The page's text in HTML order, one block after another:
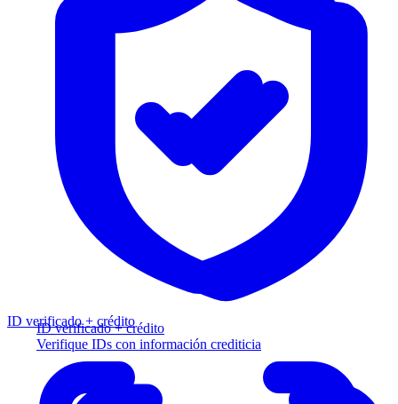
ID verificado + crédito
Verifique IDs con información crediticia
ID verificado + crédito